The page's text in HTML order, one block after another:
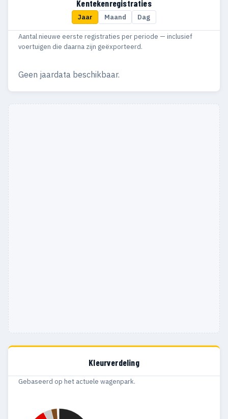
Kentekenregistraties
Jaar Maand Dag
Aantal nieuwe eerste registraties per periode — inclusief
voertuigen die daarna zijn geëxporteerd.
Geen jaardata beschikbaar.
Kleurverdeling
Gebaseerd op het actuele wagenpark.